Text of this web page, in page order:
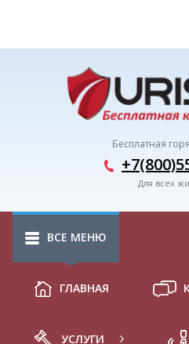
Бесплатная
Для всех
ВСЕ МЕНЮ
ГЛАВНАЯ
УСЛУГИ